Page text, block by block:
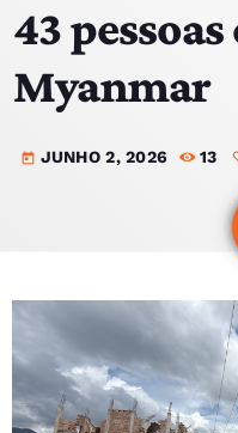
NOTÍCIAS
EQUIPA
TOP 15
EVENTOS
43
Myanmar
today JUNHO 2, 2026 13